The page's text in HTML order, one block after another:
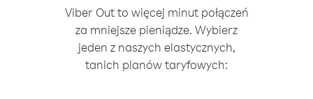
Viber Out to więcej minut połączeń
za mniejsze pieniądze. Wybierz
jeden z naszych elastycznych,
tanich planów taryfowych: